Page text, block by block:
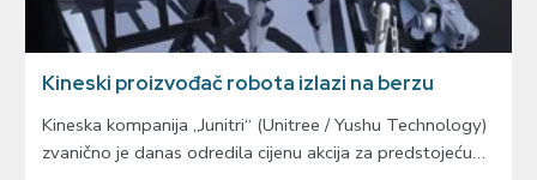
Kineski proizvođač robota izlazi na berzu
Kineska kompanija „Junitri“ (Unitree / Yushu Technology)
zvanično je danas odredila cijenu akcija za predstojeću…